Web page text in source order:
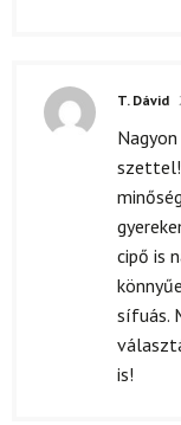
T. Dávid
szettel!
cipő is
sífuás.
is!